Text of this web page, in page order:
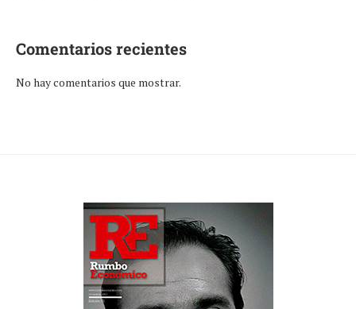
Comentarios recientes
No hay comentarios que mostrar.